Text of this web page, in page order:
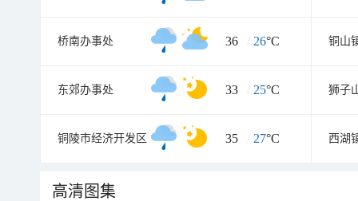
桥南办事处 36 / 26°C 铜山
东郊办事处 33 / 25°C 狮子
铜陵市经济开发区 35 / 27°C 西湖
高清图集